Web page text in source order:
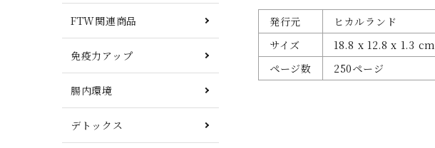
発行元
ヒカルランド
サイズ
18.8 x 12.8 x 1.3 cm
ページ数
250ページ
FTW関連商品
免疫力アップ
腸内環境
デトックス